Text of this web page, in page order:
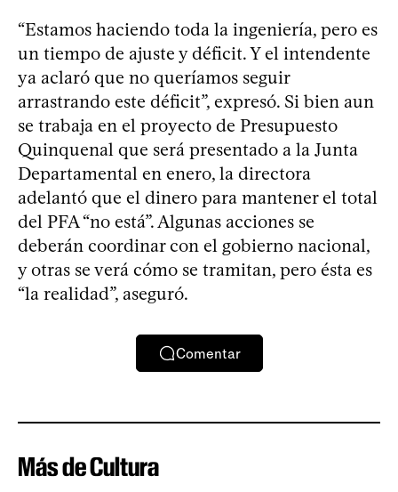
“Estamos haciendo toda la ingeniería, pero es
un tiempo de ajuste y déficit. Y el intendente
ya aclaró que no queríamos seguir
arrastrando este déficit”, expresó. Si bien aun
se trabaja en el proyecto de Presupuesto
Quinquenal que será presentado a la Junta
Departamental en enero, la directora
adelantó que el dinero para mantener el total
del PFA “no está”. Algunas acciones se
deberán coordinar con el gobierno nacional,
y otras se verá cómo se tramitan, pero ésta es
“la realidad”, aseguró.
Comentar
Más de Cultura